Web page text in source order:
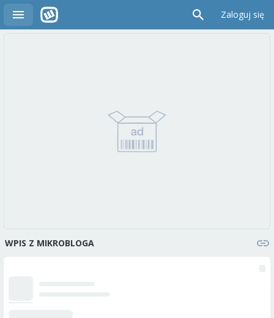
Zaloguj się
WPIS Z MIKROBLOGA